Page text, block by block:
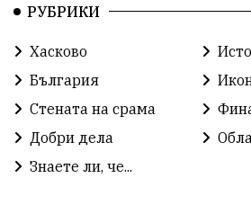
прокуратура
Прогресивна България
злато Прогресивна България
Делчо Пехливанов протест
РУБРИКИ
Хасково
България
Стената на срама
Добри дела
Знаете ли, че...